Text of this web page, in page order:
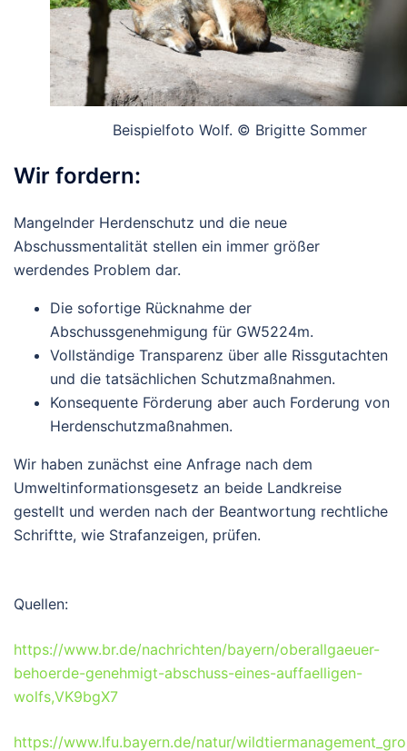
Beispielfoto Wolf. © Brigitte Sommer
Wir fordern:
Mangelnder Herdenschutz und die neue
Abschussmentalität stellen ein immer größer
werdendes Problem dar.
Die sofortige Rücknahme der
Abschussgenehmigung für GW5224m.
Vollständige Transparenz über alle Rissgutachten
und die tatsächlichen Schutzmaßnahmen.
Konsequente Förderung aber auch Forderung von
Herdenschutzmaßnahmen.
Wir haben zunächst eine Anfrage nach dem
Umweltinformationsgesetz an beide Landkreise
gestellt und werden nach der Beantwortung rechtliche
Schriftte, wie Strafanzeigen, prüfen.
Quellen:
https://www.br.de/nachrichten/bayern/oberallgaeuer-
behoerde-genehmigt-abschuss-eines-auffaelligen-
wolfs,VK9bgX7
https://www.lfu.bayern.de/natur/